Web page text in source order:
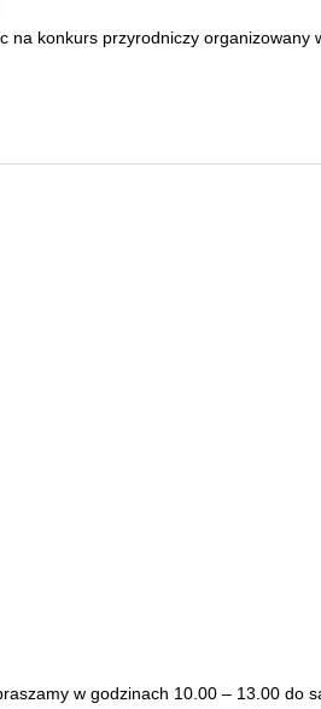
na konkurs przyrodniczy organizowany
w godzinach 10.00 – 13.00 do